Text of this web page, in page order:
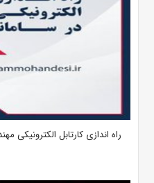
راه اندازی کارتابل الکترونیکی